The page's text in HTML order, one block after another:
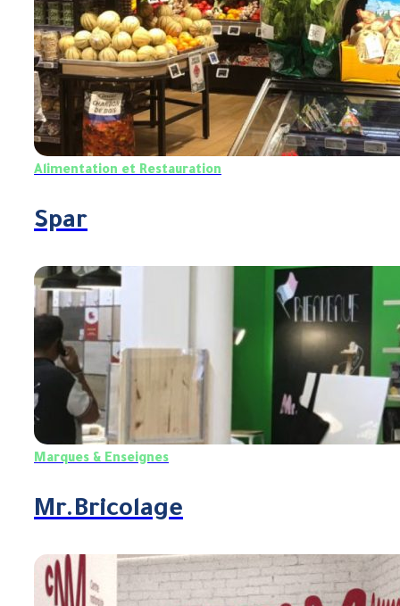
Alimentation et Restauration
Spar
Marques & Enseignes
Mr.Bricolage